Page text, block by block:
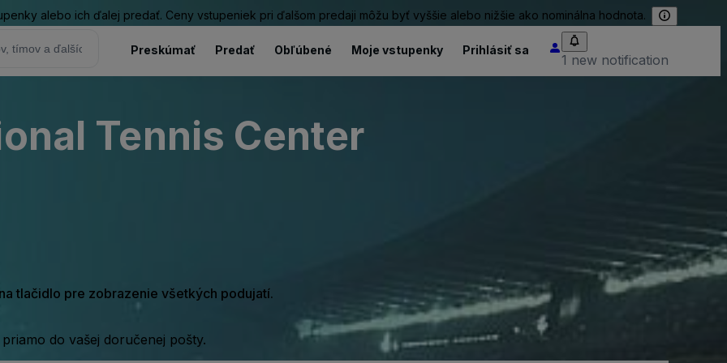
alebo ich ďalej predať. Ceny vstupeniek pri ďalšom predaji môžu byť vyššie alebo nižšie ako nominálna hodnota.
Preskúmať Predať Obľúbené Moje vstupenky Prihlásiť sa
1 new notification
Tennis Center
tlačidlo pre zobrazenie všetkých podujatí.
do vašej doručenej pošty.